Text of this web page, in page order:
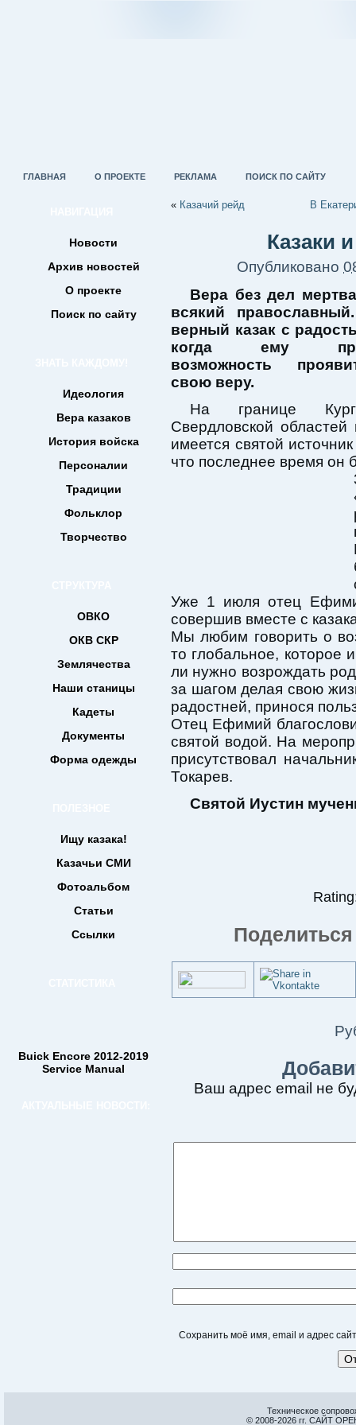
ГЛАВНАЯ О ПРОЕКТЕ РЕКЛАМА ПОИСК ПО САЙТУ
Новости
Архив новостей
О проекте
Поиск по сайту
Идеология
Вера казаков
История войска
Персоналии
Традиции
Фольклор
Творчество
ОВКО
ОКВ СКР
Землячества
Наши станицы
Кадеты
Документы
Форма одежды
Ищу казака!
Казачьи СМИ
Фотоальбом
Статьи
Ссылки
Buick Encore 2012-2019
Service Manual
« Казачий рейд В
Казаки
Опубликовано
Вера без дел
всякий
верный казак с
когда ему
возможность
свою веру.
На границе
Свердловской
имеется святой
что последнее время он
Уже 1 июля отец
совершив вместе с
Мы любим говорить о
то глобальное, которое
ли нужно возрождать
за шагом делая свою
радостней, принося
Отец Ефимий
святой водой. На
присутствовал
Токарев.
Святой Иустин
Ваш адрес email не
Сохранить моё имя, email и адрес
Техническое
© 2008-2026 гг. САЙТ